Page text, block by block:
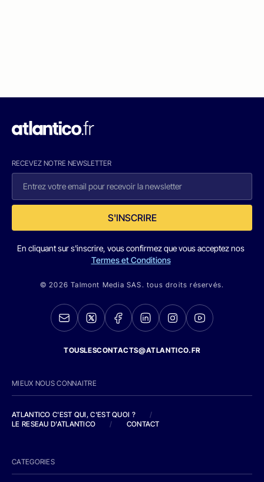
RECEVEZ NOTRE NEWSLETTER
S'INSCRIRE
En cliquant sur s'inscrire, vous confirmez que vous acceptez nos
Termes et Conditions
© 2026 Talmont Media SAS. tous droits réservés.
TOUSLESCONTACTS@ATLANTICO.FR
MIEUX NOUS CONNAITRE
ATLANTICO C'EST QUI, C'EST QUOI ?
/
LE RESEAU D'ATLANTICO
/ CONTACT
CATEGORIES